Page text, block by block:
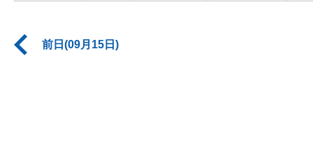
前日(09月15日)